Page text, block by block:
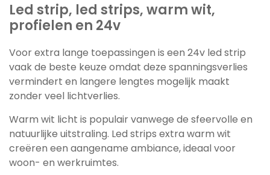
Led strip, led strips, warm wit,
profielen en 24v
Voor extra lange toepassingen is een 24v led strip
vaak de beste keuze omdat deze spanningsverlies
vermindert en langere lengtes mogelijk maakt
zonder veel lichtverlies.
Warm wit licht is populair vanwege de sfeervolle en
natuurlijke uitstraling. Led strips extra warm wit
creëren een aangename ambiance, ideaal voor
woon- en werkruimtes.